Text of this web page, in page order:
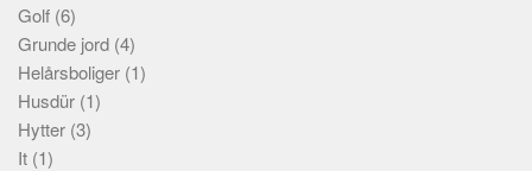
Golf (6)
Grunde jord (4)
Helårsboliger (1)
Husdür (1)
Hytter (3)
It (1)